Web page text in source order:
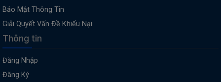
Bảo Mật Thông Tin
Giải Quyết Vấn Đề Khiếu Nại
Thông tin
Đăng Nhập
Đăng Ký